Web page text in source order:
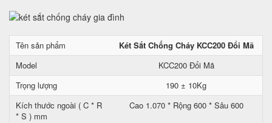
Tên sản phẩm
Két Sắt Chống Cháy KCC200 Đổi Mã
Model
KCC200 Đổi Mã
Trọng lượng
190 ± 10Kg
Kích thước ngoài ( C * R
* S ) mm
Cao 1.070 * Rộng 600 * Sâu 600